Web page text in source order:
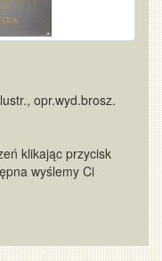
opr.wyd.brosz.
klikając przycisk
wyślemy Ci